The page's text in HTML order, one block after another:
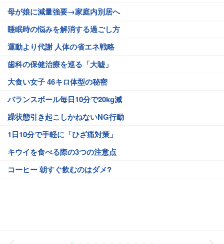
母が娘に減量強要→家庭内別居へ
睡眠時の悩みを解消する過ごし方
運動より代謝 人体の省エネ戦略
歯科の保健治療を巡る「大嘘」
大食い女子 46キロ体型の秘密
バランスボール毎日10分で20kg減
躁状態引き起こしかねないNG行動
1日10分で手軽に「ひざ痛対策」
キウイを食べる際の3つの注意点
コーヒー 朝すぐ飲むのはダメ?